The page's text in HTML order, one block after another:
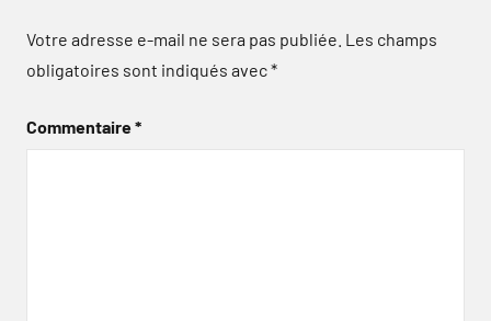
Votre adresse e-mail ne sera pas publiée. Les champs
obligatoires sont indiqués avec*
Commentaire*